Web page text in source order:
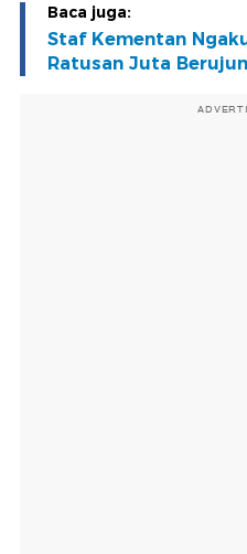
Baca juga:
Staf Kementan
Ratusan Juta